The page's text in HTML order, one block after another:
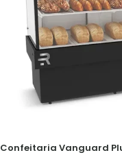
Confeitaria Vanguard